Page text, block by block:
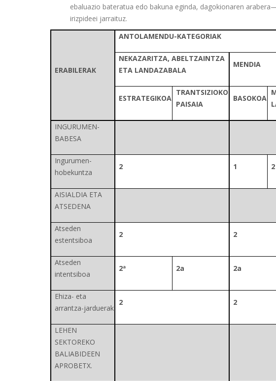
ebaluazio bateratua edo bakuna eginda, dagokionaren
irizpideei jarraituz.
ERABILERAK
ANTOLAMENDU-KATEGORIAK
NEKAZARITZA, ABELTZAINTZA
ETA LANDAZABALA
MENDIA
ESTRATEGIKOA
TRANTSIZIOKO
PAISAIA
BASOKOA
INGURUMEN-
BABESA
Ingurumen-
hobekuntza
2 1 2
AISIALDIA ETA
ATSEDENA
Atseden
estentsiboa
2 2
Atseden
intentsiboa
2ª 2a 2a
Ehiza- eta
arrantza-jarduerak
2 2
LEHEN
SEKTOREKO
BALIABIDEEN
APROBETX.